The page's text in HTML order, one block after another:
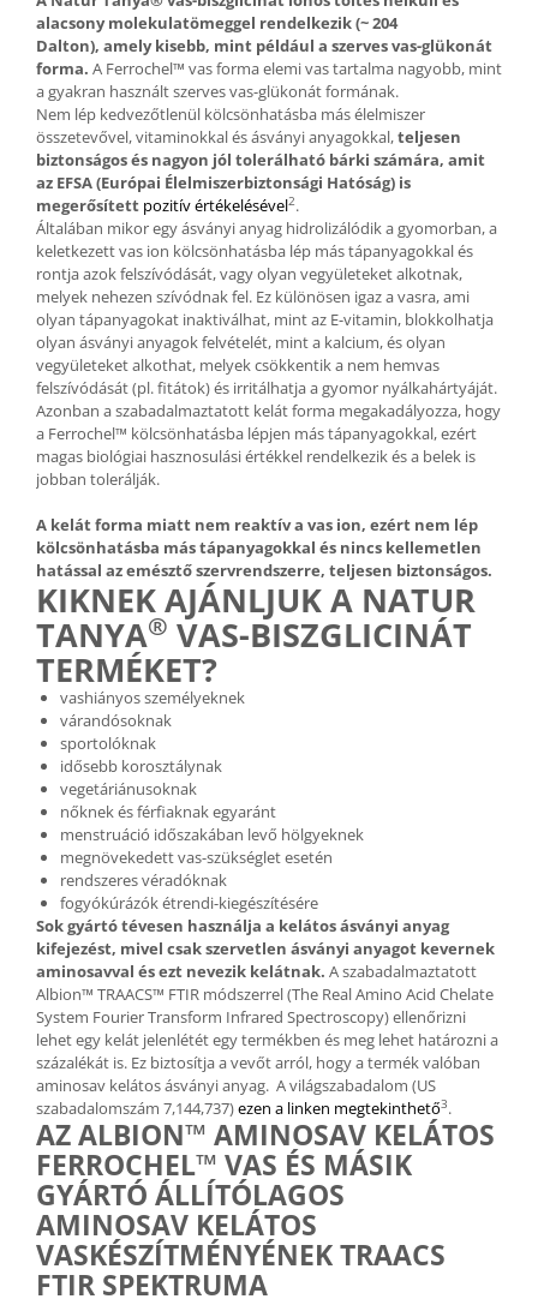
alacsony molekulatömeggel rendelkezik (~ 204
Dalton), amely kisebb, mint például a szerves vas-glükonát
forma. A Ferrochel™ vas forma elemi vas tartalma nagyobb, mint
a gyakran használt szerves vas-glükonát formának.
Nem lép kedvezőtlenül kölcsönhatásba más élelmiszer
összetevővel, vitaminokkal és ásványi anyagokkal,teljesen
biztonságos és nagyon jól tolerálható bárki számára, amit
az EFSA (Európai Élelmiszerbiztonsági Hatóság) is
megerősített pozitív értékelésével2.
Általában mikor egy ásványi anyag hidrolizálódik a gyomorban, a
keletkezett vas ion kölcsönhatásba lép más tápanyagokkal és
rontja azok felszívódását, vagy olyan vegyületeket alkotnak,
melyek nehezen szívódnak fel. Ez különösen igaz a vasra, ami
olyan tápanyagokat inaktiválhat, mint az E-vitamin, blokkolhatja
olyan ásványi anyagok felvételét, mint a kalcium, és olyan
vegyületeket alkothat, melyek csökkentik a nem hemvas
felszívódását (pl. fitátok) és irritálhatja a gyomor nyálkahártyáját.
Azonban a szabadalmaztatott kelát forma megakadályozza, hogy
a Ferrochel™ kölcsönhatásba lépjen más tápanyagokkal, ezért
magas biológiai hasznosulási értékkel rendelkezik és a belek is
jobban tolerálják.
A kelát forma miatt nem reaktív a vas ion, ezért nem lép
kölcsönhatásba más tápanyagokkal és nincs kellemetlen
hatással az emésztő szervrendszerre, teljesen biztonságos.
KIKNEK AJÁNLJUK A NATUR
TANYA® VAS-BISZGLICINÁT
TERMÉKET?
vashiányos személyeknek
várandósoknak
sportolóknak
idősebb korosztálynak
vegetáriánusoknak
nőknek és férfiaknak egyaránt
menstruáció időszakában levő hölgyeknek
megnövekedett vas-szükséglet esetén
rendszeres véradóknak
fogyókúrázók étrendi-kiegészítésére
Sok gyártó tévesen használja a kelátos ásványi anyag
kifejezést, mivel csak szervetlen ásványi anyagot kevernek
aminosavval és ezt nevezik kelátnak. A szabadalmaztatott
Albion™ TRAACS™ FTIR módszerrel (The Real Amino Acid Chelate
System Fourier Transform Infrared Spectroscopy) ellenőrizni
lehet egy kelát jelenlétét egy termékben és meg lehet határozni a
százalékát is. Ez biztosítja a vevőt arról, hogy a termék valóban
aminosav kelátos ásványi anyag. A világszabadalom (US
szabadalomszám 7,144,737)ezen a linken megtekinthető3.
AZ ALBION™ AMINOSAV KELÁTOS
FERROCHEL™ VAS ÉS MÁSIK
GYÁRTÓ ÁLLÍTÓLAGOS
AMINOSAV KELÁTOS
VASKÉSZÍTMÉNYÉNEK TRAACS
FTIR SPEKTRUMA